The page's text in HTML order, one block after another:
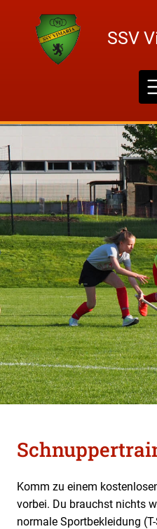
SSV
Komm zu einem
vorbei. Du brauchst nichts
normale Sportbekleidung